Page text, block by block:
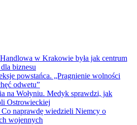
w Krakowie była jak centrum
biznesu
powstańca. „Pragnienie wolności
odwetu”
na Wołyniu. Medyk sprawdzi, jak
Ostrowieckiej
naprawdę wiedzieli Niemcy o
wojennych